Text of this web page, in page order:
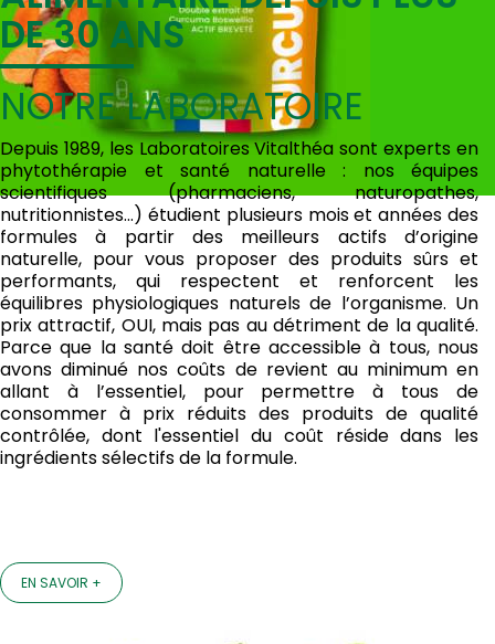
DE 30 ANS
NOTRE LABORATOIRE
Depuis 1989, les Laboratoires Vitalthéa sont experts en
phytothérapie et santé naturelle : nos équipes
scientifiques (pharmaciens, naturopathes,
nutritionnistes…) étudient plusieurs mois et années des
formules à partir des meilleurs actifs d’origine
naturelle, pour vous proposer des produits sûrs et
performants, qui respectent et renforcent les
équilibres physiologiques naturels de l’organisme. Un
prix attractif, OUI, mais pas au détriment de la qualité.
Parce que la santé doit être accessible à tous, nous
avons diminué nos coûts de revient au minimum en
allant à l’essentiel, pour permettre à tous de
consommer à prix réduits des produits de qualité
contrôlée, dont l'essentiel du coût réside dans les
ingrédients sélectifs de la formule.
EN SAVOIR +